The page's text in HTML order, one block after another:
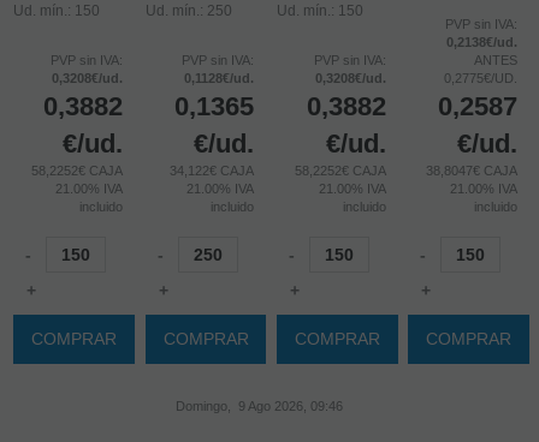
Ud. mín.: 150
PVP sin IVA:
0,3208€/ud.
0,3882
€/ud.
58,2252€ CAJA
21.00% IVA
incluido
-
+
COMPRAR
Ud. mín.: 250
PVP sin IVA:
0,1128€/ud.
0,1365
€/ud.
34,122€ CAJA
21.00% IVA
incluido
-
+
COMPRAR
Ud. mín.: 150
PVP sin IVA:
0,3208€/ud.
0,3882
€/ud.
58,2252€ CAJA
21.00% IVA
incluido
-
+
COMPRAR
PVP sin IVA:
0,2138€/ud.
ANTES
0,2775€/UD.
0,2587
€/ud.
38,8047€ CAJA
21.00% IVA
incluido
-
+
COMPRAR
Domingo, 9 Ago 2026, 09:46